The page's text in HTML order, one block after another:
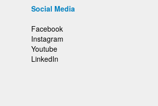
Social Media
Facebook
Instagram
Youtube
LinkedIn